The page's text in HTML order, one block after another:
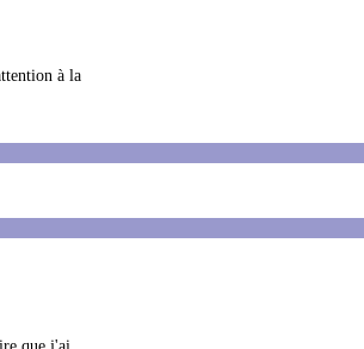
à la